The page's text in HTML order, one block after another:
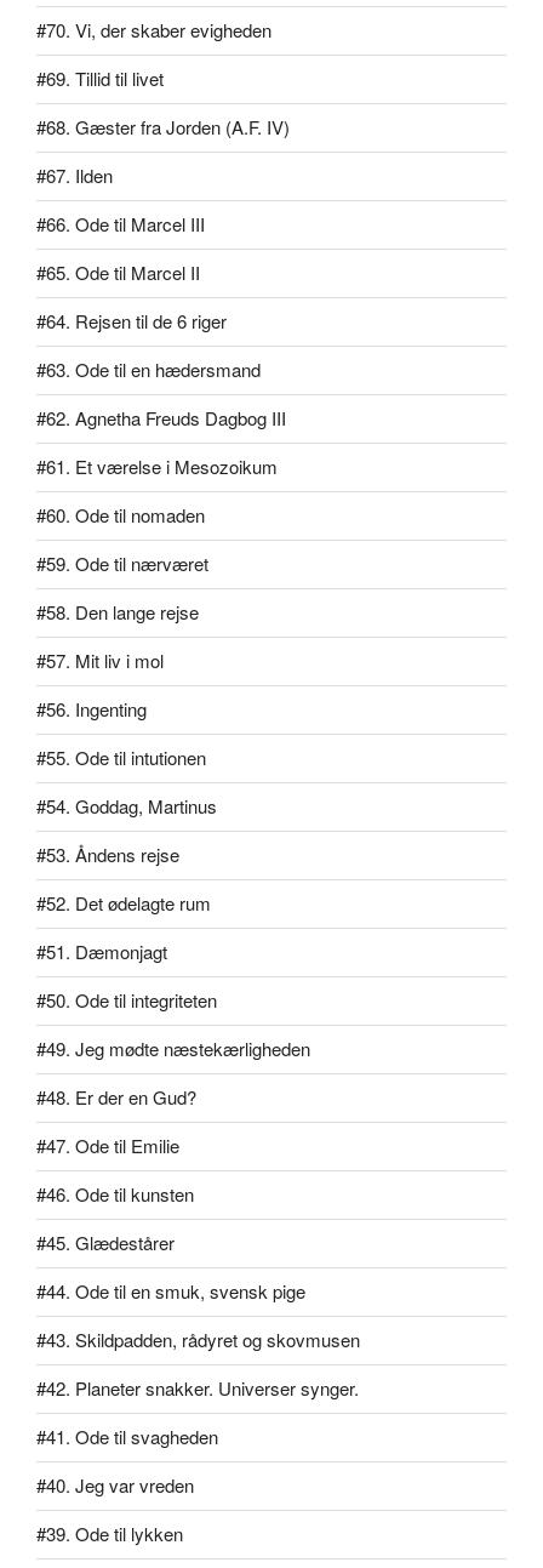
#70. Vi, der skaber evigheden
#69. Tillid til livet
#68. Gæster fra Jorden (A.F. IV)
#67. Ilden
#66. Ode til Marcel III
#65. Ode til Marcel II
#64. Rejsen til de 6 riger
#63. Ode til en hædersmand
#62. Agnetha Freuds Dagbog III
#61. Et værelse i Mesozoikum
#60. Ode til nomaden
#59. Ode til nærværet
#58. Den lange rejse
#57. Mit liv i mol
#56. Ingenting
#55. Ode til intutionen
#54. Goddag, Martinus
#53. Åndens rejse
#52. Det ødelagte rum
#51. Dæmonjagt
#50. Ode til integriteten
#49. Jeg mødte næstekærligheden
#48. Er der en Gud?
#47. Ode til Emilie
#46. Ode til kunsten
#45. Glædestårer
#44. Ode til en smuk, svensk pige
#43. Skildpadden, rådyret og skovmusen
#42. Planeter snakker. Universer synger.
#41. Ode til svagheden
#40. Jeg var vreden
#39. Ode til lykken